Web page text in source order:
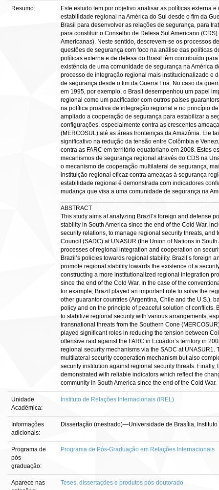
Resumo:
Este estudo tem por objetivo analisar as políticas externa
estabilidade regional na América do Sul desde o fim da
Brasil para desenvolver as relações de segurança, para
para constituir o Conselho de Defesa Sul Americano
Americanas). Neste sentido, descrevem-se os processos
questões de segurança com foco na análise das políticas
políticas externa e de defesa do Brasil têm contribuído
existência de uma comunidade de segurança na América
processo de integração regional mais institucionalizado e
de segurança desde o fim da Guerra Fria. No caso da
em 1995, por exemplo, o Brasil desempenhou um papel
regional como um pacificador com outros países
na política proativa de integração regional e no princípio
ampliado a cooperação de segurança para estabilizar a
configurações, especialmente contra as crescentes
(MERCOSUL) até as áreas fronteiriças da Amazônia. Ele
significativo na redução da tensão entre Colômbia e
contra as FARC em território equatoriano em 2008. Estes
mecanismos de segurança regional através do CDS na
o mecanismo de cooperação multilateral de segurança,
instituição regional eficaz contra ameaças à segurança
estabilidade regional é demonstrada com indicadores
mudança que visa a uma comunidade de segurança na
ABSTRACT
This study aims at analyzing Brazil’s foreign and defense
stability in South America since the end of the Cold War,
security relations, to manage regional security threats, and
Council (SADC) at UNASUR (the Union of Nations in
processes of regional integration and cooperation on
Brazil’s policies towards regional stability. Brazil’s foreign
promote regional stability towards the existence of a
constructing a more institutionalized regional integration
since the end of the Cold War. In the case of the
for example, Brazil played an important role to solve the
other guarantor countries (Argentina, Chile and the U.S.),
policy and on the principle of peaceful solution of conflicts.
to stabilize regional security with various arrangements,
transnational threats from the Southern Cone
played significant roles in reducing the tension between
offensive raid against the FARC in Ecuador’s territory in
regional security mechanisms via the SADC at UNASUR1.
multilateral security cooperation mechanism but also
security institution against regional security threats.
demonstrated with reliable indicators which reflect the
community in South America since the end of the Cold War.
Unidade
Acadêmica:
Instituto de Relações Internacionais (IREL)
Informações
adicionais:
Dissertação (mestrado)—Universidade de Brasília,
Programa de
pós-
graduação:
Programa de Pós-Graduação em Relações Internacionais
Aparece nas
Teses, dissertações e produtos pós-doutorado